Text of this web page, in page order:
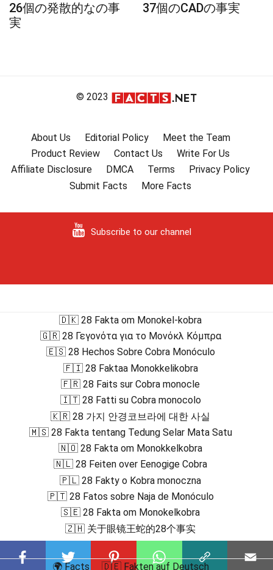
26個の発散的なの事
実
37個のCADの事実
© 2023
About Us Editorial Policy
Meet the Team
Product Review
Contact Us
Write For Us
Affiliate Disclosure
DMCA Terms
Privacy Policy
Submit Facts
More Facts
Subscribe to our channel
🇩🇰 28 Fakta om Monokel-kobra
🇬🇷 28 Γεγονότα για το Μονόκλ Κόμπρα
🇪🇸 28 Hechos Sobre Cobra Monóculo
🇫🇮 28 Faktaa Monokkelikobra
🇫🇷 28 Faits sur Cobra monocle
🇮🇹 28 Fatti su Cobra monocolo
🇰🇷 28 가지 안경코브라에 대한 사실
🇲🇸 28 Fakta tentang Tedung Selar Mata Satu
🇳🇴 28 Fakta om Monokkelkobra
🇳🇱 28 Feiten over Eenogige Cobra
🇵🇱 28 Fakty o Kobra monoczna
🇵🇹 28 Fatos sobre Naja de Monóculo
🇸🇪 28 Fakta om Monokelkobra
🇿🇭 关于眼镜王蛇的28个事实
🌍 Facts 🇩🇪 Fakten auf Deutsch